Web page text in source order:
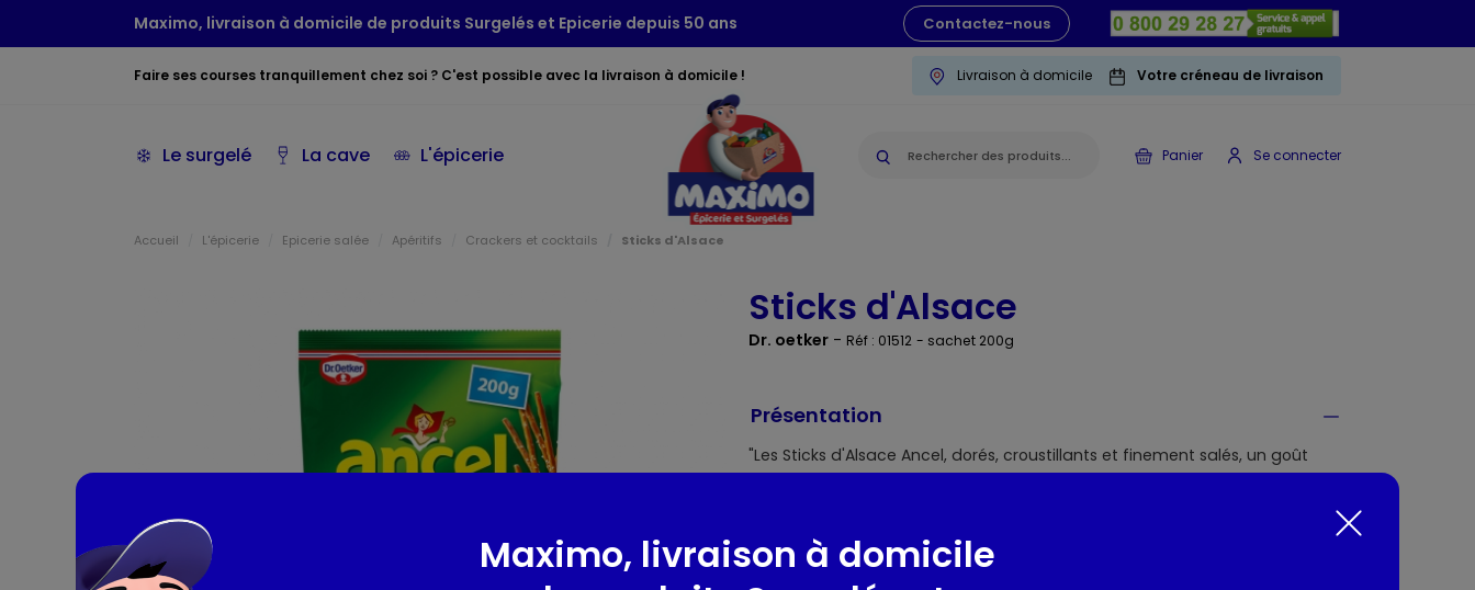
Maximo, livraison à domicile de produits Surgelés et Epicerie depuis 50 ans Contactez-nous
Faire ses courses tranquillement chez soi ? C'est possible avec la livraison à domicile ! Livraison à domicile Votre créneau de livraison
Le surgelé La cave L'épicerie Panier Se connecter
Accueil L'épicerie Epicerie salée Apéritifs Crackers et cocktails Sticks d'Alsace
Sticks d'Alsace
Dr. oetker - Réf : 01512 - sachet 200g
Présentation
"Les Sticks d'Alsace Ancel, dorés, croustillants et finement salés, un goût
inimitable ! Un format 200g à partager en famille ou entre amis
Sans conservateur ni colorant Un produit peu gras (moins de 10% de
matières grasses)
Maximo, livraison à domicile